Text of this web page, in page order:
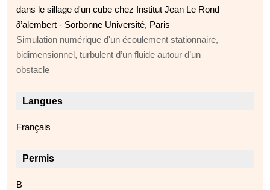
dans le sillage d'un cube chez Institut Jean Le Rond
∂’alembert - Sorbonne Université, Paris
Simulation numérique d'un écoulement stationnaire,
bidimensionnel, turbulent d’un fluide autour d’un
obstacle
Langues
Français
Permis
B